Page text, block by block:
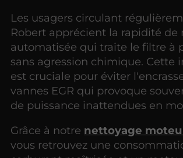
Les usagers circulant
Robert apprécient la rapidité de
automatisée qui traite le filtre à
sans agression chimique. Cette
est cruciale pour éviter
vannes EGR qui provoque
de puissance inattendues en
Grâce à notre nettoyage
vous retrouvez une